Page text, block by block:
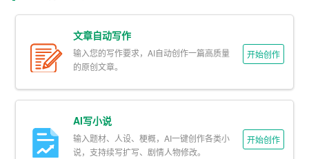
1. 建立统一平台：吉林省首先建立了省级药品集中采购平
台，为医疗机构和药品生产企业提供了一个公开、公平、
公正的交易场所。这一平台不仅简化了采购流程，还提高
了透明度，有效避免了暗箱操作。
确定集中采购目录，确保基本药物和常用药品的覆盖，同
时鼓励创新药物的使用。
文章自动写作
输入您的写作要求，AI自动创作一篇高质量
的原创文章。
开始创作
AI写小说
输入题材、人设、梗概，AI一键创作各类小
说，支持续写扩写、剧情人物修改。
开始创作